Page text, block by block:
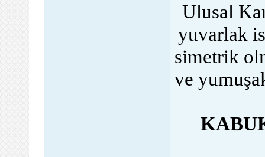
Ulusal
yuvarlak
simetrik
ve